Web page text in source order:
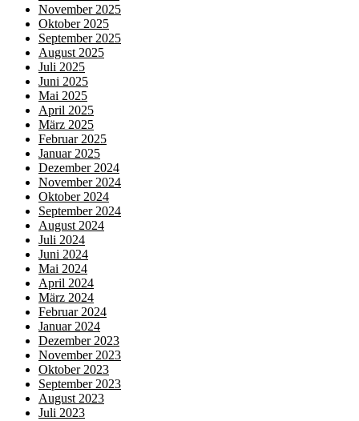
November 2025
Oktober 2025
September 2025
August 2025
Juli 2025
Juni 2025
Mai 2025
April 2025
März 2025
Februar 2025
Januar 2025
Dezember 2024
November 2024
Oktober 2024
September 2024
August 2024
Juli 2024
Juni 2024
Mai 2024
April 2024
März 2024
Februar 2024
Januar 2024
Dezember 2023
November 2023
Oktober 2023
September 2023
August 2023
Juli 2023